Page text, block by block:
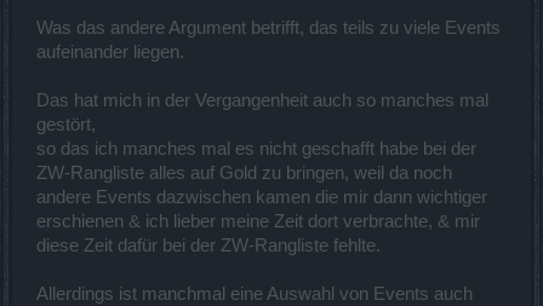
Was das andere Argument betrifft, das teils zu viele Events
aufeinander liegen.
Das hat mich in der Vergangenheit auch so manches mal
gestört,
so das ich manches mal es nicht geschafft habe bei der
ZW-Rangliste alles auf Gold zu bringen, weil da noch
andere Events dazwischen kamen die mir dann wichtiger
erschienen & ich lieber meine Zeit dort verbrachte, & mir
diese Zeit dafür bei der ZW-Rangliste fehlte.
Allerdings ist manchmal eine Auswahl von Events auch